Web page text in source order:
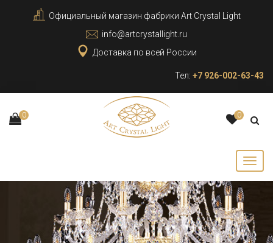
Официальный магазин фабрики Art Crystal Light
info@artcrystallight.ru
Доставка по всей России
Тел: +7 926-002-63-43
0 0